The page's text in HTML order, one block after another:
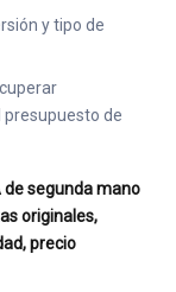
y tipo de
de
de segunda mano
originales,
precio